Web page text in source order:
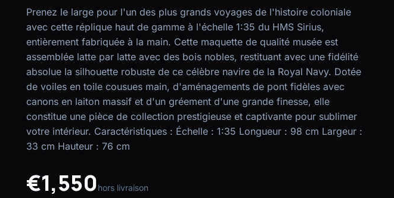
Prenez le large pour l'un des plus grands voyages de l'histoire coloniale
avec cette réplique haut de gamme à l'échelle 1:35 du HMS Sirius,
entièrement fabriquée à la main. Cette maquette de qualité musée est
assemblée latte par latte avec des bois nobles, restituant avec une fidélité
absolue la silhouette robuste de ce célèbre navire de la Royal Navy. Dotée
de voiles en toile cousues main, d'aménagements de pont fidèles avec
canons en laiton massif et d'un gréement d'une grande finesse, elle
constitue une pièce de collection prestigieuse et captivante pour sublimer
votre intérieur. Caractéristiques : Échelle : 1:35 Longueur : 98 cm Largeur :
33 cm Hauteur : 76 cm
€1,550hors livraison